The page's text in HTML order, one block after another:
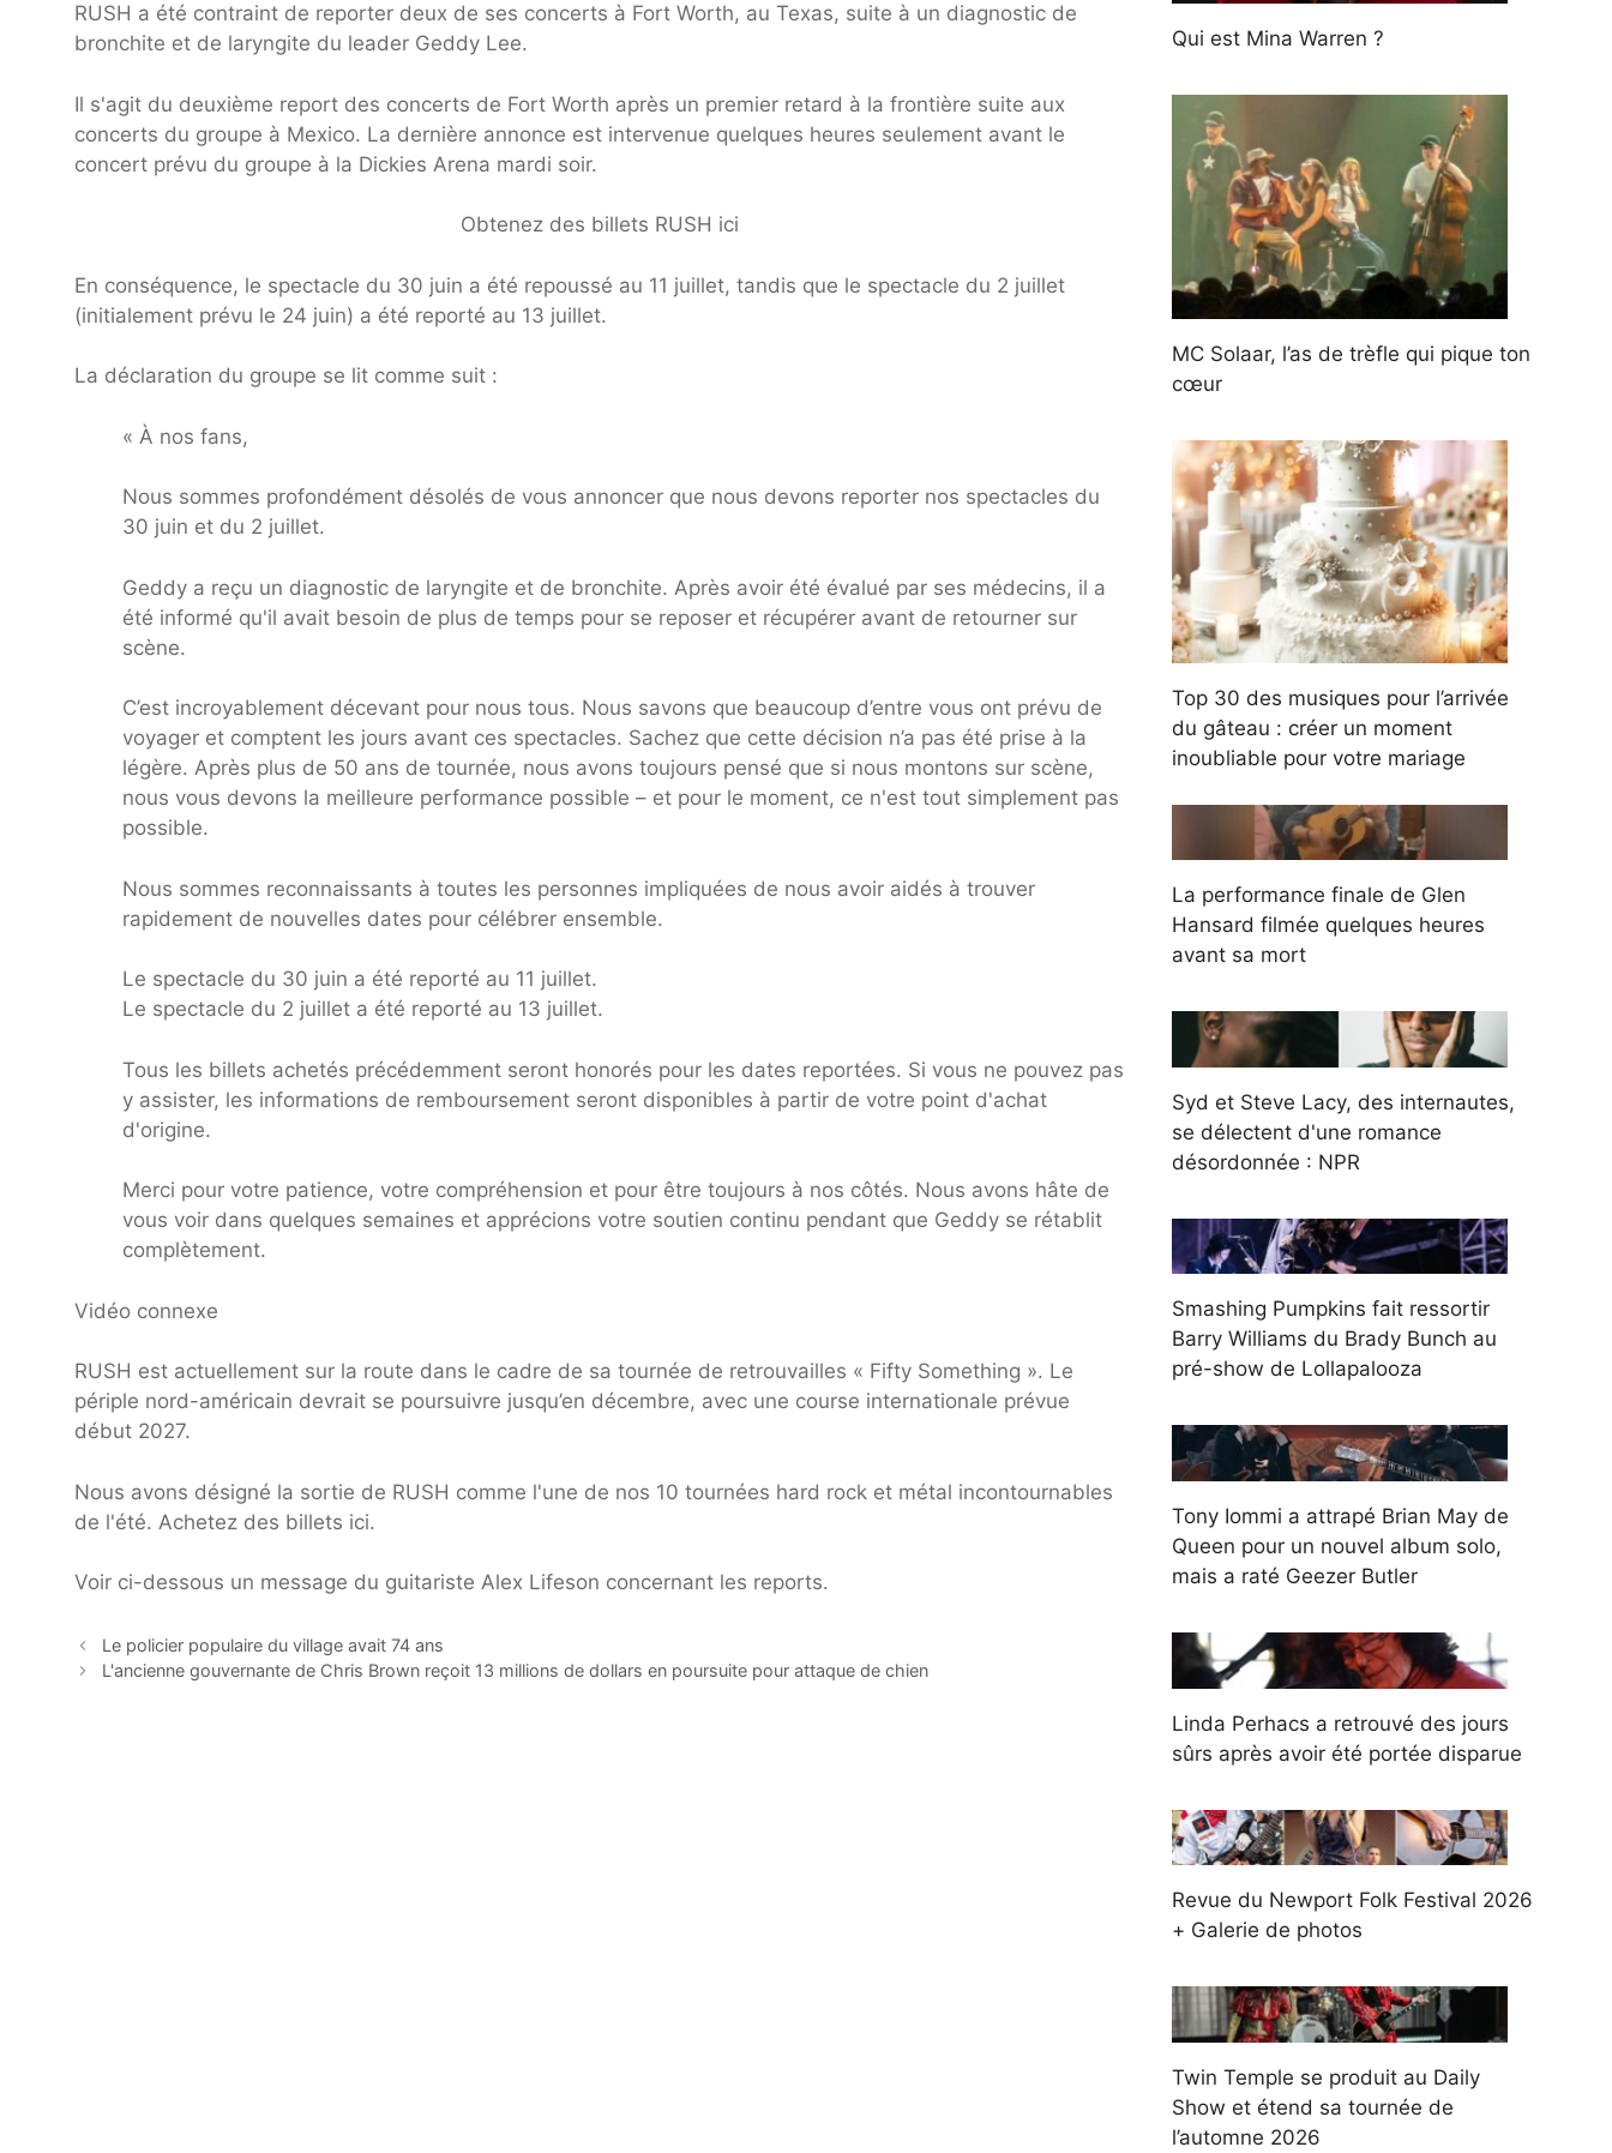
RUSH a été contraint de reporter deux de ses concerts à Fort Worth, au Texas, suite à un diagnostic de
bronchite et de laryngite du leader Geddy Lee.
Il s'agit du deuxième report des concerts de Fort Worth après un premier retard à la frontière suite aux
concerts du groupe à Mexico. La dernière annonce est intervenue quelques heures seulement avant le
concert prévu du groupe à la Dickies Arena mardi soir.
Obtenez des billets RUSH ici
En conséquence, le spectacle du 30 juin a été repoussé au 11 juillet, tandis que le spectacle du 2 juillet
(initialement prévu le 24 juin) a été reporté au 13 juillet.
La déclaration du groupe se lit comme suit :
« À nos fans,
Nous sommes profondément désolés de vous annoncer que nous devons reporter nos spectacles du
30 juin et du 2 juillet.
Geddy a reçu un diagnostic de laryngite et de bronchite. Après avoir été évalué par ses médecins, il a
été informé qu'il avait besoin de plus de temps pour se reposer et récupérer avant de retourner sur
scène.
C’est incroyablement décevant pour nous tous. Nous savons que beaucoup d’entre vous ont prévu de
voyager et comptent les jours avant ces spectacles. Sachez que cette décision n’a pas été prise à la
légère. Après plus de 50 ans de tournée, nous avons toujours pensé que si nous montons sur scène,
nous vous devons la meilleure performance possible – et pour le moment, ce n'est tout simplement pas
possible.
Nous sommes reconnaissants à toutes les personnes impliquées de nous avoir aidés à trouver
rapidement de nouvelles dates pour célébrer ensemble.
Le spectacle du 30 juin a été reporté au 11 juillet.
Le spectacle du 2 juillet a été reporté au 13 juillet.
Tous les billets achetés précédemment seront honorés pour les dates reportées. Si vous ne pouvez pas
y assister, les informations de remboursement seront disponibles à partir de votre point d'achat
d'origine.
Merci pour votre patience, votre compréhension et pour être toujours à nos côtés. Nous avons hâte de
vous voir dans quelques semaines et apprécions votre soutien continu pendant que Geddy se rétablit
complètement.
Vidéo connexe
RUSH est actuellement sur la route dans le cadre de sa tournée de retrouvailles « Fifty Something ». Le
périple nord-américain devrait se poursuivre jusqu’en décembre, avec une course internationale prévue
début 2027.
Nous avons désigné la sortie de RUSH comme l'une de nos 10 tournées hard rock et métal incontournables
de l'été. Achetez des billets ici.
Voir ci-dessous un message du guitariste Alex Lifeson concernant les reports.
Le policier populaire du village avait 74 ans
L'ancienne gouvernante de Chris Brown reçoit 13 millions de dollars en poursuite pour attaque de chien
Qui est Mina Warren ?
MC Solaar, l’as de trèfle qui pique ton
cœur
Top 30 des musiques pour l’arrivée
du gâteau : créer un moment
inoubliable pour votre mariage
La performance finale de Glen
Hansard filmée quelques heures
avant sa mort
Syd et Steve Lacy, des internautes,
se délectent d'une romance
désordonnée : NPR
Smashing Pumpkins fait ressortir
Barry Williams du Brady Bunch au
pré-show de Lollapalooza
Tony Iommi a attrapé Brian May de
Queen pour un nouvel album solo,
mais a raté Geezer Butler
Linda Perhacs a retrouvé des jours
sûrs après avoir été portée disparue
Revue du Newport Folk Festival 2026
+ Galerie de photos
Twin Temple se produit au Daily
Show et étend sa tournée de
l’automne 2026